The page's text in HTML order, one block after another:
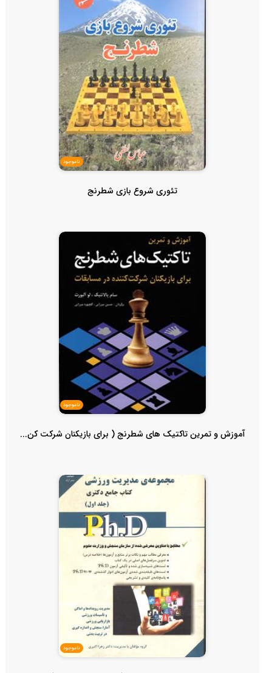
ناموجود
تئوری شروع بازی شطرنج
ناموجود
آموزش و تمرین تاکتیک های شطرنج ( برای بازیکنان شرکت کن...
ناموجود